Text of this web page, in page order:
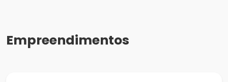
Empreendimentos